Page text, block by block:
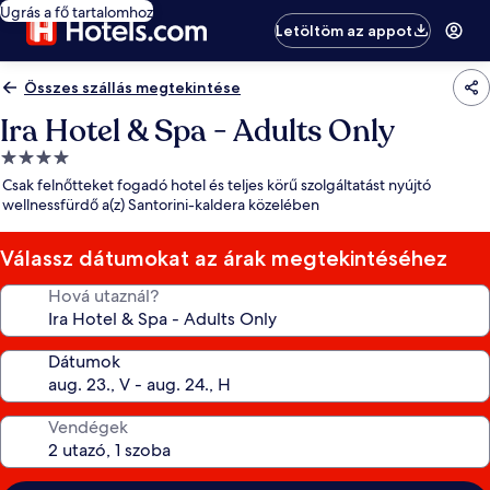
Ugrás a fő tartalomhoz
Letöltöm az appot
Összes szállás megtekintése
Ira Hotel & Spa - Adults Only
4.0
csillagos
szálláshely
Csak felnőtteket fogadó hotel és teljes körű szolgáltatást nyújtó
wellnessfürdő a(z) Santorini-kaldera közelében
Válassz dátumokat az árak megtekintéséhez
Hová utaznál?
Dátumok
Vendégek